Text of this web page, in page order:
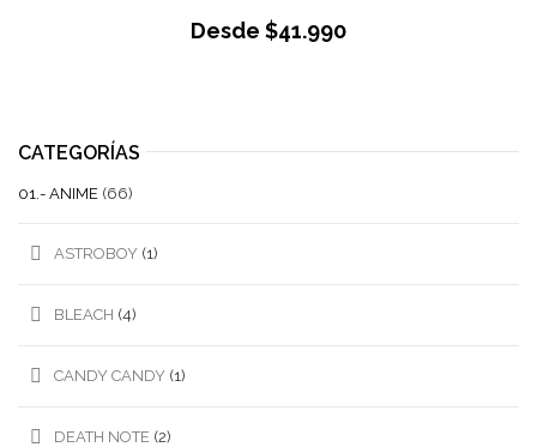
Desde $41.990
CATEGORÍAS
01.- ANIME (66)
ASTROBOY (1)
BLEACH (4)
CANDY CANDY (1)
DEATH NOTE (2)